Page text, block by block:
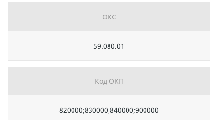
ОКС
59.080.01
Код ОКП
820000;830000;840000;900000